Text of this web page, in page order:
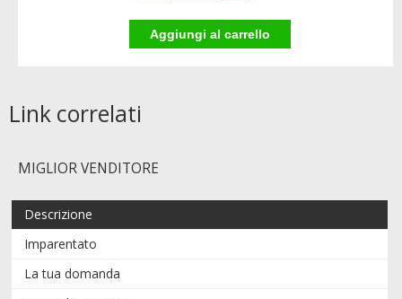
Link correlati
MIGLIOR VENDITORE
Descrizione
Imparentato
La tua domanda